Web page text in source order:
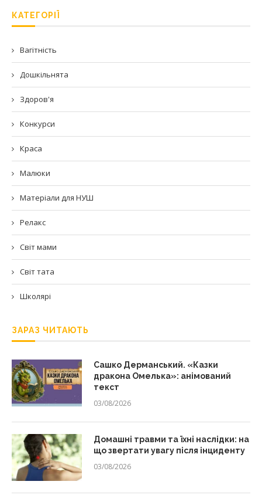
КАТЕГОРІЇ
Вагітність
Дошкільнята
Здоров'я
Конкурси
Краса
Малюки
Матеріали для НУШ
Релакс
Світ мами
Світ тата
Школярі
ЗАРАЗ ЧИТАЮТЬ
Сашко Дерманський. «Казки
дракона Омелька»: анімований
текст
03/08/2026
Домашні травми та їхні наслідки: на
що звертати увагу після інциденту
03/08/2026